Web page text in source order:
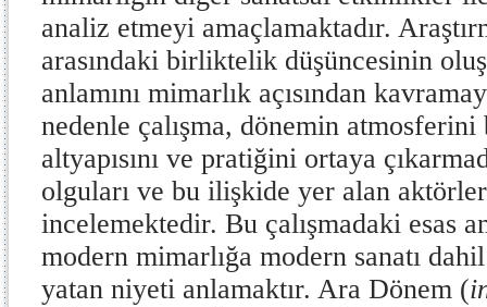
analiz etmeyi amaçlamaktadır.
arasındaki birliktelik düşüncesinin
anlamını mimarlık açısından
nedenle çalışma, dönemin
altyapısını ve pratiğini ortaya
olguları ve bu ilişkide yer alan
incelemektedir. Bu çalışmadaki esas
modern mimarlığa modern sanatı
yatan niyeti anlamaktır. Ara Dönem (